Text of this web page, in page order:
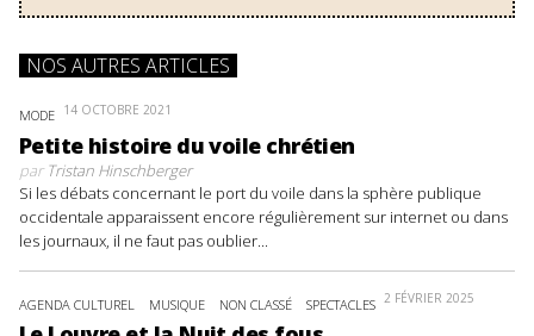
NOS AUTRES ARTICLES
MODE 14 OCTOBRE 2021
Petite histoire du voile chrétien
parTristan Hinschberger
Si les débats concernant le port du voile dans la sphère publique
occidentale apparaissent encore régulièrement sur internet ou dans
les journaux, il ne faut pas oublier...
AGENDA CULTUREL MUSIQUE NON CLASSÉ SPECTACLES 2 FÉVRIER 2025